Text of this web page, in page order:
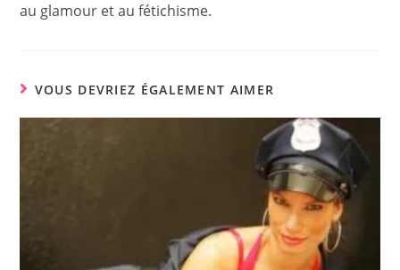
au glamour et au fétichisme.
VOUS DEVRIEZ ÉGALEMENT AIMER